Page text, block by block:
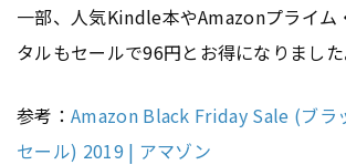
一部、人気Kindle本やAmazonプライム
タルもセールで96円とお得になりました
参考： Amazon Black Friday Sale (ブラ
セール) 2019 | アマゾン